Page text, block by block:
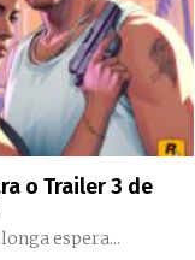
o Trailer 3 de
pelo Trailer de GTA 6 A longa espera...